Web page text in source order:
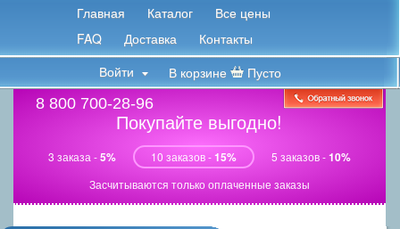
Главная Каталог
Все цены
FAQ
Доставка
Контакты
В корзине
Пусто
Войти
Покупайте выгодно!
3 заказа -5% 10 заказов -15% 5 заказов -10%
Засчитываются только оплаченные заказы
8 800 700-28-96